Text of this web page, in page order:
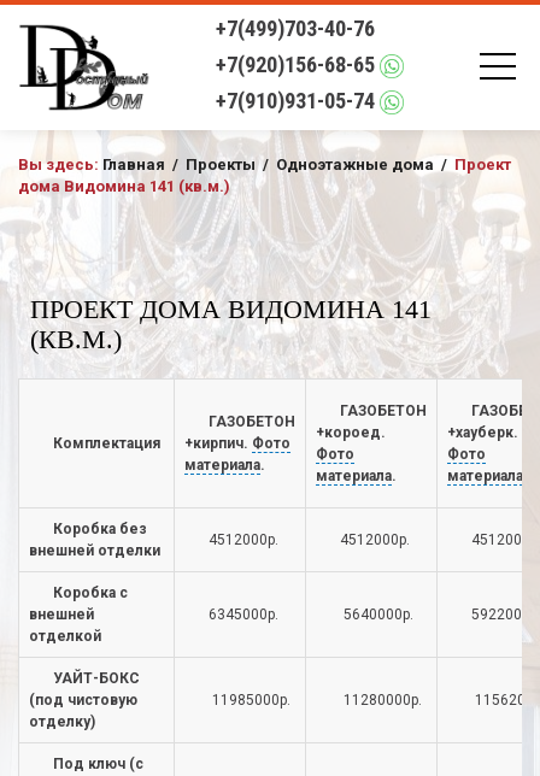
+7(499)703-40-76
+7(920)156-68-65
+7(910)931-05-74
Вы здесь: Главная / Проекты / Одноэтажные дома / Проект
дома Видомина 141 (кв.м.)
ПРОЕКТ ДОМА ВИДОМИНА 141
(КВ.М.)
Комплектация
ГАЗОБЕТОН
+кирпич. Фото
материала.
ГАЗОБЕТОН
+короед.
Фото
материала.
+хауберк.
Фото
материала
Коробка без
внешней отделки
4512000р. 4512000р. 4512000р.
Коробка с
внешней
отделкой
6345000р. 5640000р. 5922000р.
УАЙТ-БОКС
(под чистовую
отделку)
11985000р. 11280000р.
Под ключ (с